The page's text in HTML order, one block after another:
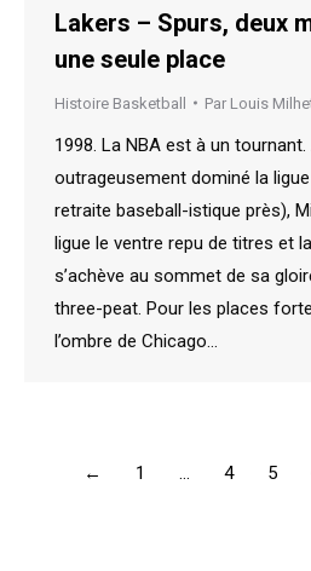
Lakers – Spurs, deux
une seule place
Histoire Basketball Par Louis
1998. La NBA est à un
outrageusement dominé la
retraite baseball-istique près),
ligue le ventre repu de titres et
s’achève au sommet de sa
three-peat. Pour les places
l’ombre de Chicago…
← 1 … 4 5